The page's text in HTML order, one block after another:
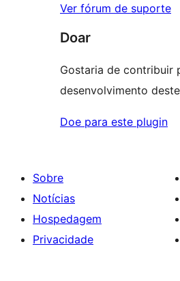
Ver fórum de suporte
Doar
Gostaria de contribuir
desenvolvimento
Doe para este plugin
Sobre
Notícias
Hospedagem
Privacidade